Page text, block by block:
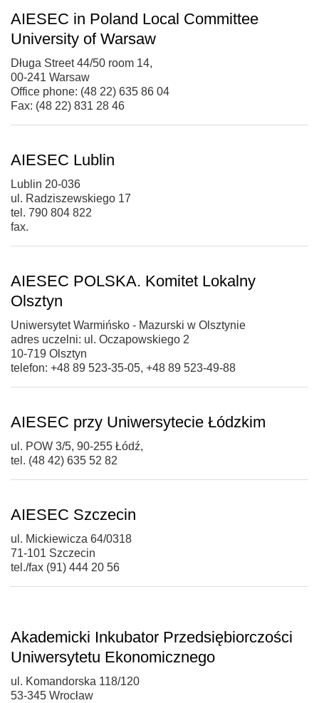
AIESEC in Poland Local Committee
University of Warsaw
Długa Street 44/50 room 14,
00-241 Warsaw
Office phone: (48 22) 635 86 04
Fax: (48 22) 831 28 46
AIESEC Lublin
Lublin 20-036
ul. Radziszewskiego 17
tel. 790 804 822
fax.
AIESEC POLSKA. Komitet Lokalny
Olsztyn
Uniwersytet Warmińsko - Mazurski w Olsztynie
adres uczelni: ul. Oczapowskiego 2
10-719 Olsztyn
telefon: +48 89 523-35-05, +48 89 523-49-88
AIESEC przy Uniwersytecie Łódzkim
ul. POW 3/5, 90-255 Łódź,
tel. (48 42) 635 52 82
AIESEC Szczecin
ul. Mickiewicza 64/0318
71-101 Szczecin
tel./fax (91) 444 20 56
Akademicki Inkubator Przedsiębiorczości
Uniwersytetu Ekonomicznego
ul. Komandorska 118/120
53-345 Wrocław